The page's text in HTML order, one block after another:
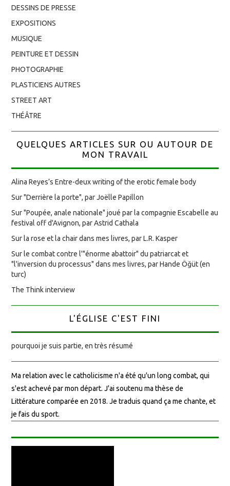
DESSINS DE PRESSE
EXPOSITIONS
MUSIQUE
PEINTURE ET DESSIN
PHOTOGRAPHIE
PLASTICIENS AUTRES
STREET ART
THÉÂTRE
QUELQUES ARTICLES SUR OU AUTOUR DE
MON TRAVAIL
Alina Reyes’s Entre-deux writing of the erotic female body
Sur "Derrière la porte", par Joëlle Papillon
Sur "Poupée, anale nationale" joué par la compagnie Escabelle au
festival off d'Avignon, par Astrid Cathala
Sur la rose et la chair dans mes livres, par L.R. Kasper
Sur le combat contre l'"énorme abattoir" du patriarcat et
"l'inversion du processus" dans mes livres, par Hande Öğüt (en
turc)
The Think interview
L'ÉGLISE C'EST FINI
pourquoi je suis partie, en très résumé
Ma relation avec le catholicisme n'a été qu'un long combat, qui
s'est achevé par mon départ. J'ai soutenu ma thèse de
Littérature comparée en 2018. Je traduis quand ça me chante, et
je fais du sport.